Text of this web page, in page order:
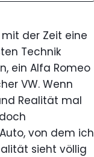
der Zeit eine
Technik
ein Alfa Romeo
VW. Wenn
Realität mal
von dem ich
sieht völlig